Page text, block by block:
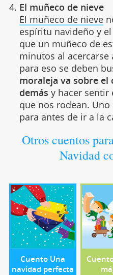
El muñeco de nieve
El muñeco de nieve
espíritu navideño y
que un muñeco de
minutos al acercarse
para eso se deben
moraleja va sobre
demás y hacer sentir
que nos rodean.
para antes de ir a la
Otros cuentos
Navidad
Cuento Una
navidad perfecta